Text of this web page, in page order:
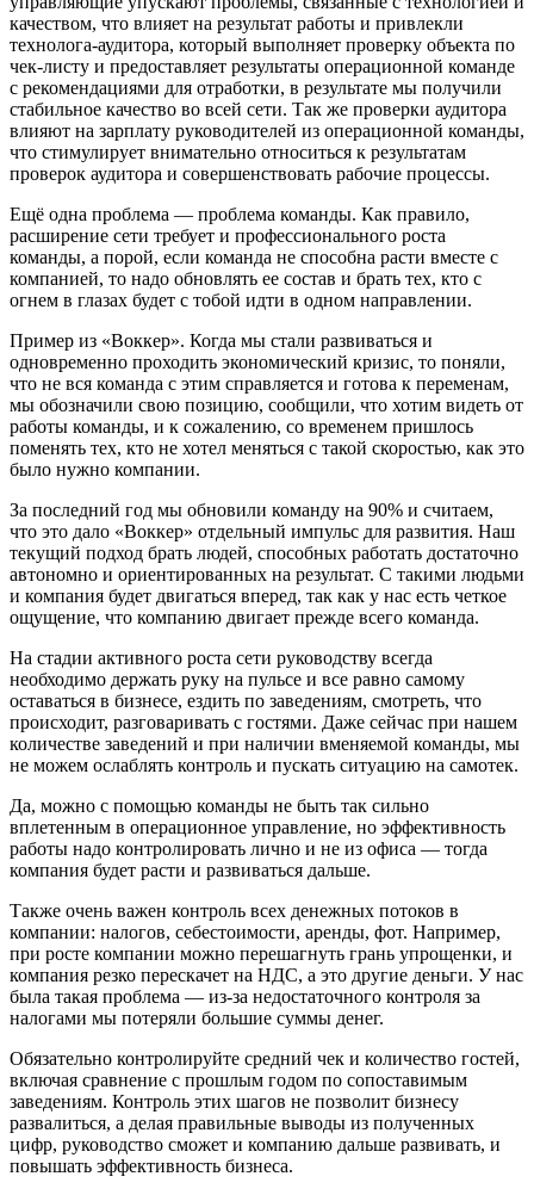
качеством, что влияет на результат работы и привлекли
технолога-аудитора, который выполняет проверку объекта по
чек-листу и предоставляет результаты операционной команде
с рекомендациями для отработки, в результате мы получили
стабильное качество во всей сети. Так же проверки аудитора
влияют на зарплату руководителей из операционной команды,
что стимулирует внимательно относиться к результатам
проверок аудитора и совершенствовать рабочие процессы.
Ещё одна проблема — проблема команды. Как правило,
расширение сети требует и профессионального роста
команды, а порой, если команда не способна расти вместе с
компанией, то надо обновлять ее состав и брать тех, кто с
огнем в глазах будет с тобой идти в одном направлении.
Пример из «Воккер». Когда мы стали развиваться и
одновременно проходить экономический кризис, то поняли,
что не вся команда с этим справляется и готова к переменам,
мы обозначили свою позицию, сообщили, что хотим видеть от
работы команды, и к сожалению, со временем пришлось
поменять тех, кто не хотел меняться с такой скоростью, как это
было нужно компании.
За последний год мы обновили команду на 90% и считаем,
что это дало «Воккер» отдельный импульс для развития. Наш
текущий подход брать людей, способных работать достаточно
автономно и ориентированных на результат. С такими людьми
и компания будет двигаться вперед, так как у нас есть четкое
ощущение, что компанию двигает прежде всего команда.
На стадии активного роста сети руководству всегда
необходимо держать руку на пульсе и все равно самому
оставаться в бизнесе, ездить по заведениям, смотреть, что
происходит, разговаривать с гостями. Даже сейчас при нашем
количестве заведений и при наличии вменяемой команды, мы
не можем ослаблять контроль и пускать ситуацию на самотек.
Да, можно с помощью команды не быть так сильно
вплетенным в операционное управление, но эффективность
работы надо контролировать лично и не из офиса — тогда
компания будет расти и развиваться дальше.
Также очень важен контроль всех денежных потоков в
компании: налогов, себестоимости, аренды, фот. Например,
при росте компании можно перешагнуть грань упрощенки, и
компания резко перескачет на НДС, а это другие деньги. У нас
была такая проблема — из-за недостаточного контроля за
налогами мы потеряли большие суммы денег.
Обязательно контролируйте средний чек и количество гостей,
включая сравнение с прошлым годом по сопоставимым
заведениям. Контроль этих шагов не позволит бизнесу
развалиться, а делая правильные выводы из полученных
цифр, руководство сможет и компанию дальше развивать, и
повышать эффективность бизнеса.